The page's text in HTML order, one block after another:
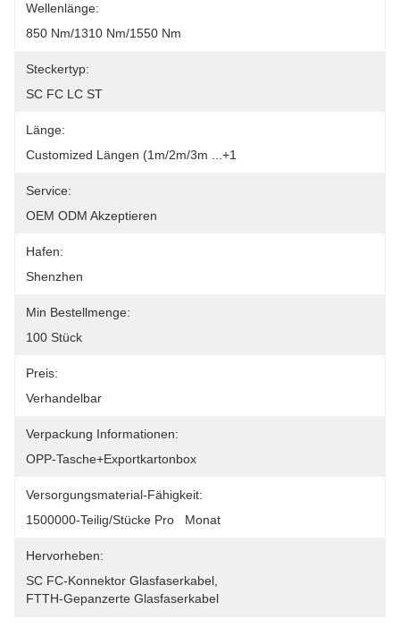
Wellenlänge:
850 Nm/1310 Nm/1550 Nm
Steckertyp:
SC FC LC ST
Länge:
Customized Längen (1m/2m/3m ...+1
Service:
OEM ODM Akzeptieren
Hafen:
Shenzhen
Min Bestellmenge:
100 Stück
Preis:
Verhandelbar
Verpackung Informationen:
OPP-Tasche+Exportkartonbox
Versorgungsmaterial-Fähigkeit:
1500000-Teilig/Stücke Pro   Monat
Hervorheben:
SC FC-Konnektor Glasfaserkabel
FTTH-Gepanzerte Glasfaserkabel